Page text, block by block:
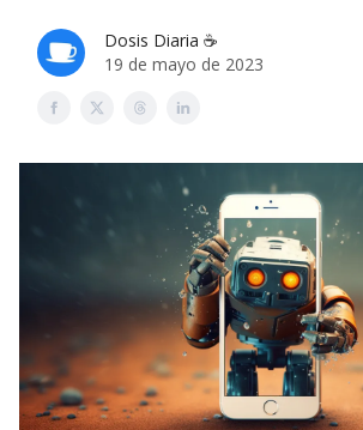
Dosis Diaria ☕️
19 de mayo de 2023